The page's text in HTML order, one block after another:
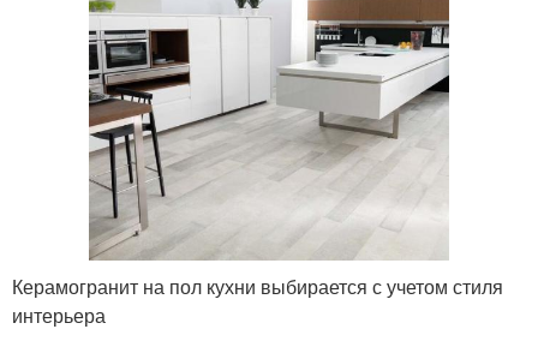
Керамогранит на пол кухни выбирается с учетом стиля
интерьера